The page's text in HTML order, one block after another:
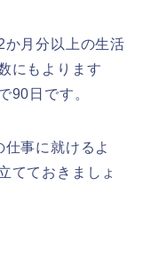
か月分以上の生活
にもよります
90日です。
事に就けるよ
てておきましょ